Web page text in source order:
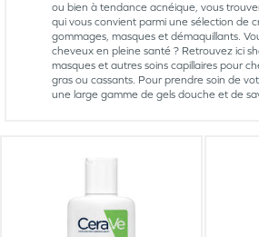
ou bien à tendance acnéique, vous
qui vous convient parmi une sélection de
gommages, masques et démaquillants.
cheveux en pleine santé ? Retrouvez ici
masques et autres soins capillaires pour
gras ou cassants. Pour prendre soin de
une large gamme de gels douche et de